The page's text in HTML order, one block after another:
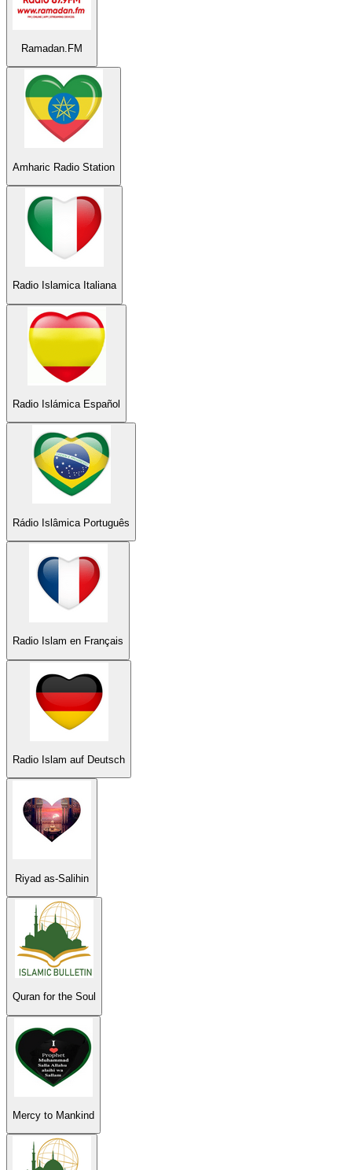
Ramadan.FM
Amharic Radio Station
Radio Islamica Italiana
Radio Islámica Español
Rádio Islâmica Português
Radio Islam en Français
Radio Islam auf Deutsch
Riyad as-Salihin
Quran for the Soul
Mercy to Mankind